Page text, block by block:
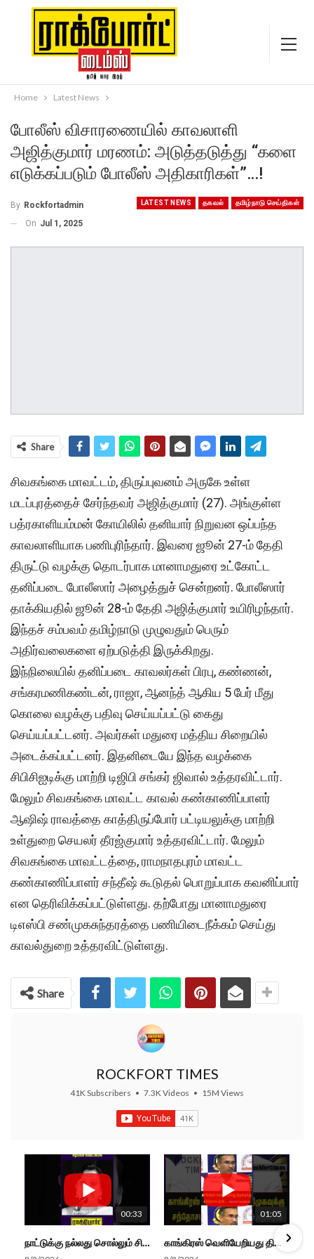
Home Latest News
போலீஸ் விசாரணையில் காவலாளி
அஜித்குமார் மரணம்: அடுத்தடுத்து “களை
எடுக்கப்படும் போலீஸ் அதிகாரிகள்”…!
LATEST NEWS தகவல் தமிழ்நாடு செய்திகள்
By Rockfortadmin
On Jul 1, 2025
Share
சிவகங்கை மாவட்டம், திருப்புவனம் அருகே உள்ள
மடப்புரத்தைச் சேர்ந்தவர் அஜித்குமார் (27). அங்குள்ள
பத்ரகாளியம்மன் கோயிலில் தனியார் நிறுவன ஒப்பந்த
காவலாளியாக பணிபுரிந்தார். இவரை ஜூன் 27-ம் தேதி
திருட்டு வழக்கு தொடர்பாக மானாமதுரை உட்கோட்ட
தனிப்படை போலீஸார் அழைத்துச் சென்றனர். போலீஸார்
தாக்கியதில் ஜூன் 28-ம் தேதி அஜித்குமார் உயிரிழந்தார்.
இந்தச் சம்பவம் தமிழ்நாடு முழுவதும் பெரும்
அதிர்வலைகளை ஏற்படுத்தி இருக்கிறது.
இந்நிலையில் தனிப்படை காவலர்கள் பிரபு, கண்ணன்,
சங்கரமணிகண்டன், ராஜா, ஆனந்த் ஆகிய 5 பேர் மீது
கொலை வழக்கு பதிவு செய்யப்பட்டு கைது
செய்யப்பட்டனர். அவர்கள் மதுரை மத்திய சிறையில்
அடைக்கப்பட்டனர். இதனிடையே இந்த வழக்கை
சிபிசிஐடிக்கு மாற்றி டிஜிபி சங்கர் ஜிவால் உத்தரவிட்டார்.
மேலும் சிவகங்கை மாவட்ட காவல் கண்காணிப்பாளர்
ஆஷிஷ் ராவத்தை காத்திருப்போர் பட்டியலுக்கு மாற்றி
உள்துறை செயலர் தீரஜ்குமார் உத்தரவிட்டார். மேலும்
சிவகங்கை மாவட்டத்தை, ராமநாதபுரம் மாவட்ட
கண்காணிப்பாளர் சந்தீஷ் கூடுதல் பொறுப்பாக கவனிப்பார்
என தெரிவிக்கப்பட்டுள்ளது. தற்போது மானாமதுரை
டிஎஸ்பி சண்முகசுந்தரத்தை பணியிடைநீக்கம் செய்து
காவல்துறை உத்தரவிட்டுள்ளது.
Share
ROCKFORT TIMES
41K Subscribers • 7.3K Videos • 15M Views
00:33
நாட்டுக்கு நல்லது சொல்லும் சிறப்பான மேடைப்பேச்சு... #shorts #subscribe #video
01:05
காங்கிரஸ் வெளியேறியது திமுகவுக்கு சந்தோசம் தான்... - அமைச்சர் அருண்ராஜ்